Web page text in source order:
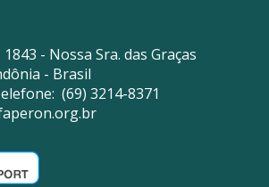
- Nossa Sra. das Graças
- Brasil
(69) 3214-8371